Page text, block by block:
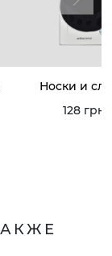
Носки и
128 грн